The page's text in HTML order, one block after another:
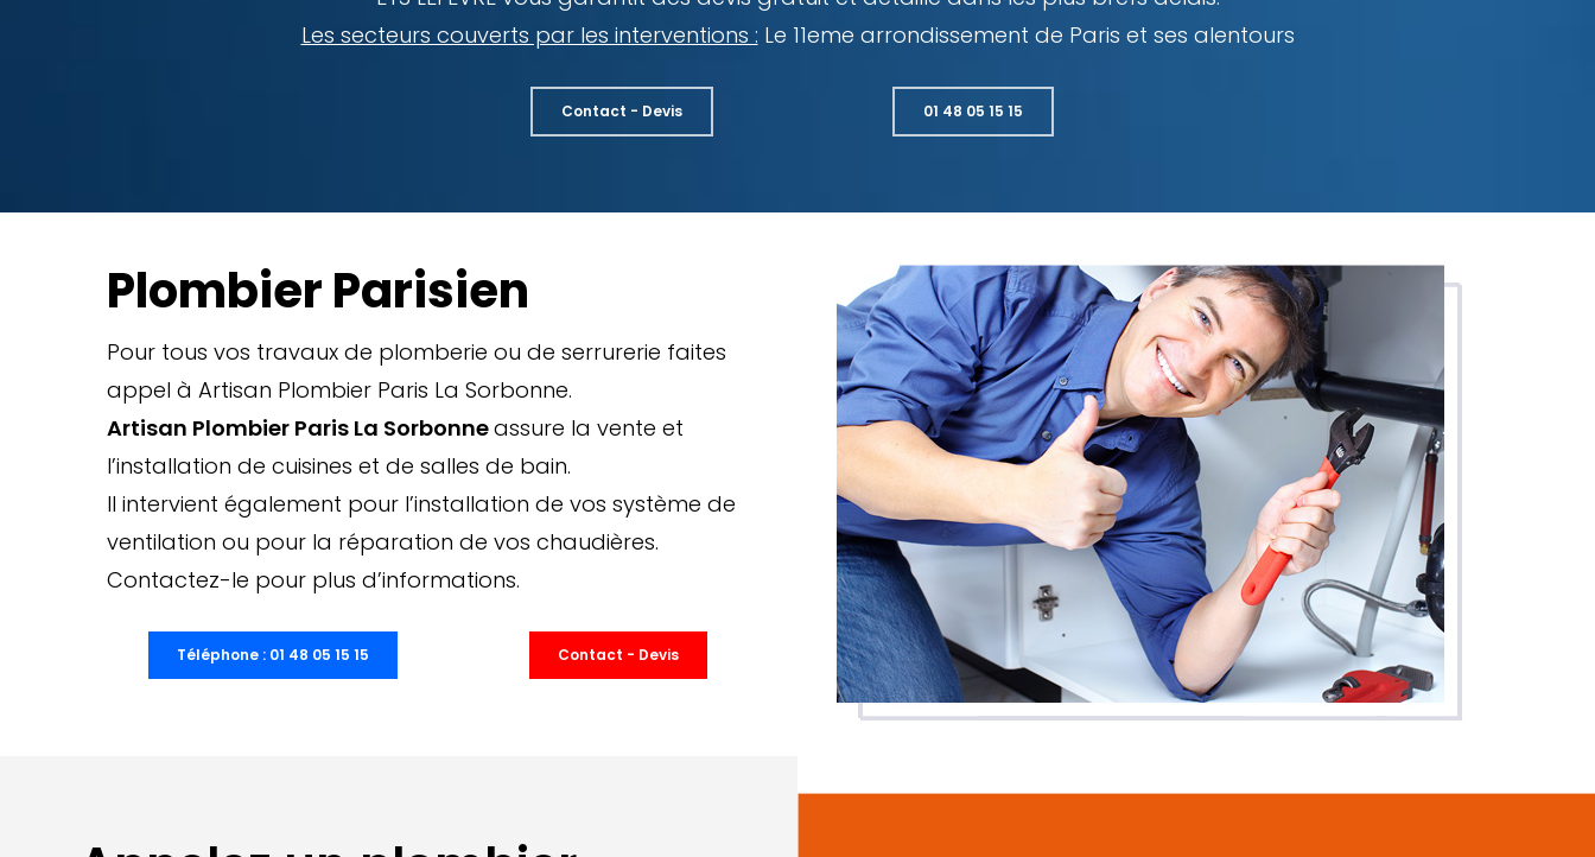
Les secteurs couverts par les interventions : Le 11eme arrondissement de Paris et ses alentours
Contact - Devis 01 48 05 15 15
Plombier Parisien
Pour tous vos travaux de plomberie ou de serrurerie faites
appel à Artisan Plombier Paris La Sorbonne.
Artisan Plombier Paris La Sorbonneassure la vente et
l’installation de cuisines et de salles de bain.
Il intervient également pour l’installation de vos système de
ventilation ou pour la réparation de vos chaudières.
Contactez-le pour plus d’informations.
Téléphone : 01 48 05 15 15 Contact - Devis